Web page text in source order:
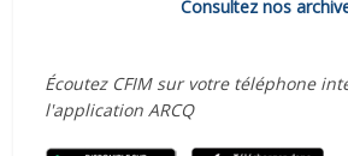
Consultez nos
Écoutez CFIM sur votre téléphone
l'application ARCQ